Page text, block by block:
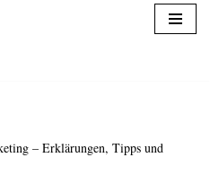
– Erklärungen, Tipps und